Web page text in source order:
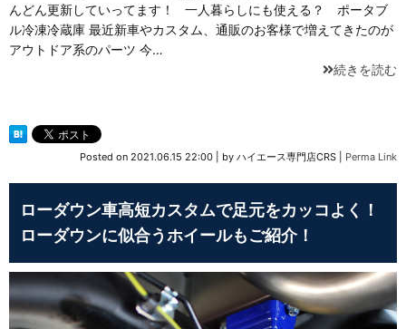
んどん更新していってます！ 一人暮らしにも使える？ ポータブ
ル冷凍冷蔵庫 最近新車やカスタム、通販のお客様で増えてきたのが
アウトドア系のパーツ 今…
続きを読む
Posted on 2021.06.15 22:00 by ハイエース専門店CRS Perma Link
ローダウン車高短カスタムで足元をカッコよく！
ローダウンに似合うホイールもご紹介！